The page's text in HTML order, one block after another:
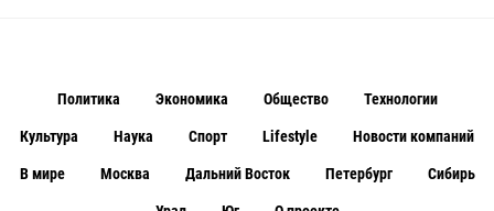
Политика Экономика Общество Технологии
Культура Наука Спорт Lifestyle Новости компаний
В мире Москва Дальний Восток Петербург Сибирь